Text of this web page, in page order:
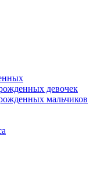
девочек
мальчиков